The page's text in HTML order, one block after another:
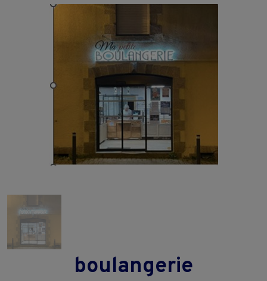
boulangerie